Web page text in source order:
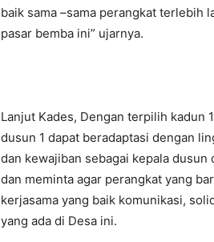
baik sama –sama perangkat terlebih
pasar bemba ini” ujarnya.
Lanjut Kades, Dengan terpilih kadun
dusun 1 dapat beradaptasi dengan
dan kewajiban sebagai kepala
dan meminta agar perangkat yang
kerjasama yang baik komunikasi,
yang ada di Desa ini.